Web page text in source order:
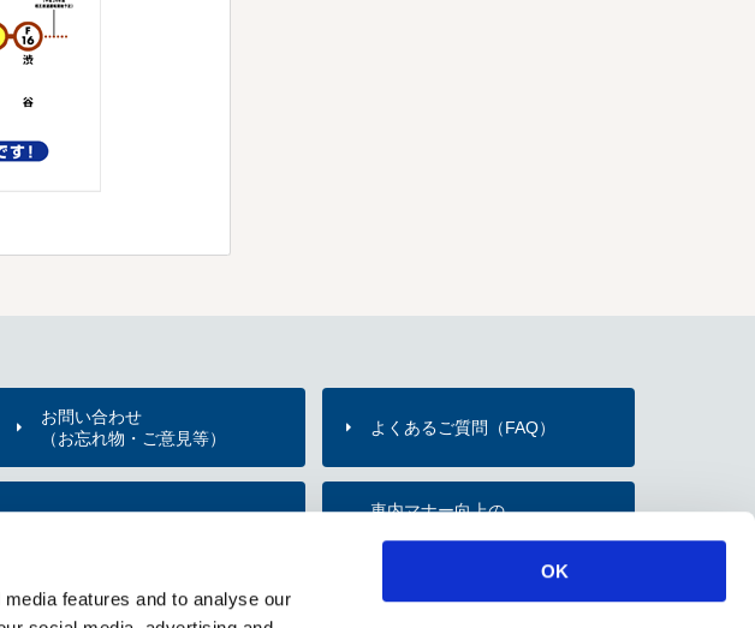
features and to analyse our
OK
お問い合わせ
（お忘れ物・ご意見等）
よくあるご質問（FAQ）
車内マナー向上の
東京メトロ公式アプリのご紹介